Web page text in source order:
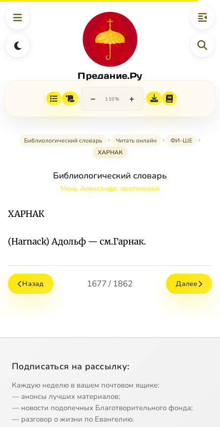
Предание.Ру
− 110% +
Библиологический словарь Читать онлайн
ФИ–ШЕ
ХАРНАК
Библиологический словарь
Мень Александр, протоиерей
ХАРНАК
(Harnack) Адольф — см.Гарнак.
Назад 1677 / 1862 Далее
Подписаться на рассылку:
Каждую неделю в вашем почтовом ящике:
— анонсы лучших материалов;
— новости подопечных Благотворительного фонда;
— разговор о жизни по Евангелию.